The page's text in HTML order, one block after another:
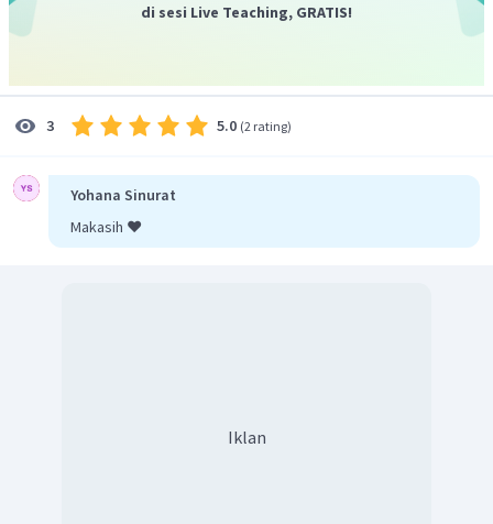
di sesi Live Teaching, GRATIS!
3 5.0 (2 rating)
Yohana Sinurat
Makasih ❤️
Iklan